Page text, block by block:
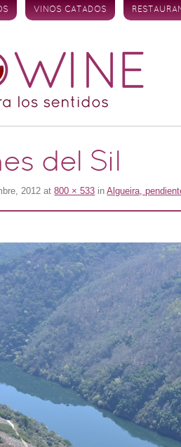
VINOS CATADOS
del Sil
2012 at800 × 533 inAlgueira,